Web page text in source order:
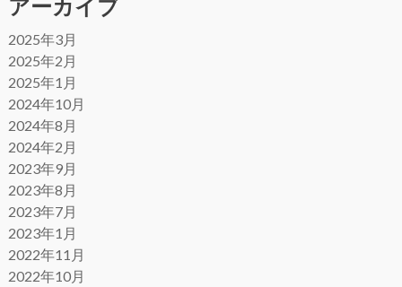
アーカイブ
2025年3月
2025年2月
2025年1月
2024年10月
2024年8月
2024年2月
2023年9月
2023年8月
2023年7月
2023年1月
2022年11月
2022年10月